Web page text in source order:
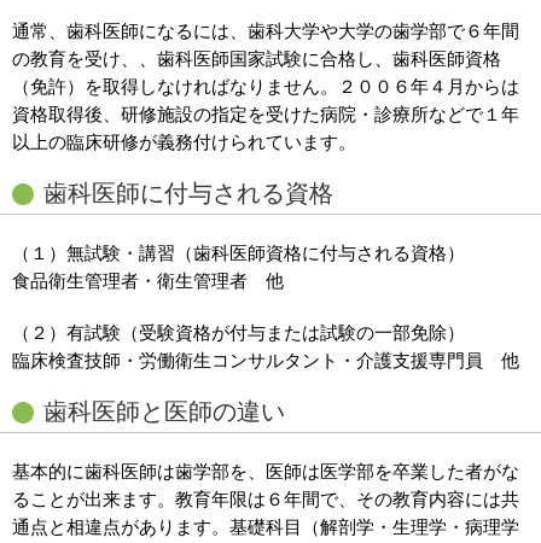
通常、歯科医師になるには、歯科大学や大学の歯学部で６年間
の教育を受け、、歯科医師国家試験に合格し、歯科医師資格
（免許）を取得しなければなりません。２００６年４月からは
資格取得後、研修施設の指定を受けた病院・診療所などで１年
以上の臨床研修が義務付けられています。
歯科医師に付与される資格
（１）無試験・講習（歯科医師資格に付与される資格）
食品衛生管理者・衛生管理者 他
（２）有試験（受験資格が付与または試験の一部免除）
臨床検査技師・労働衛生コンサルタント・介護支援専門員 他
歯科医師と医師の違い
基本的に歯科医師は歯学部を、医師は医学部を卒業した者がな
ることが出来ます。教育年限は６年間で、その教育内容には共
通点と相違点があります。基礎科目（解剖学・生理学・病理学